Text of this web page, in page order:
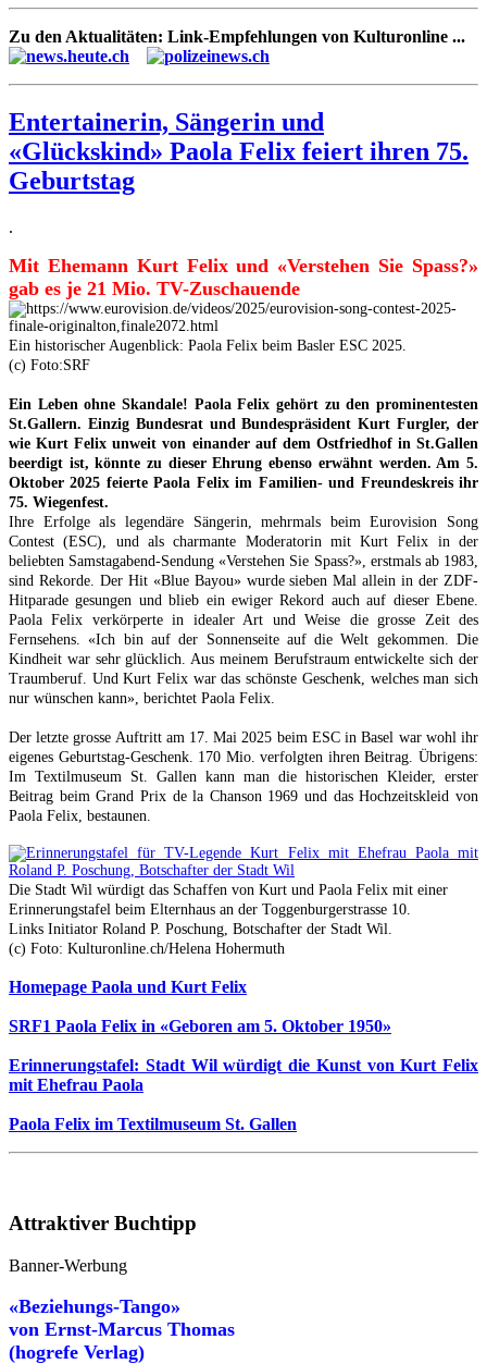
Zu den Aktualitäten: Link-Empfehlungen von Kulturonline ...
Entertainerin, Sängerin und
«Glückskind» Paola Felix feiert ihren 75.
Geburtstag
.
Mit Ehemann Kurt Felix und «Verstehen Sie Spass?»
gab es je 21 Mio. TV-Zuschauende
Ein historischer Augenblick: Paola Felix beim Basler ESC 2025.
(c) Foto:SRF
Ein Leben ohne Skandale! Paola Felix gehört zu den prominentesten
St.Gallern. Einzig Bundesrat und Bundespräsident Kurt Furgler, der
wie Kurt Felix unweit von einander auf dem Ostfriedhof in St.Gallen
beerdigt ist, könnte zu dieser Ehrung ebenso erwähnt werden. Am 5.
Oktober 2025 feierte Paola Felix im Familien- und Freundeskreis ihr
75. Wiegenfest.
Ihre Erfolge als legendäre Sängerin, mehrmals beim Eurovision Song
Contest (ESC), und als charmante Moderatorin mit Kurt Felix in der
beliebten Samstagabend-Sendung «Verstehen Sie Spass?», erstmals ab 1983,
sind Rekorde. Der Hit «Blue Bayou» wurde sieben Mal allein in der ZDF-
Hitparade gesungen und blieb ein ewiger Rekord auch auf dieser Ebene.
Paola Felix verkörperte in idealer Art und Weise die grosse Zeit des
Fernsehens. «Ich bin auf der Sonnenseite auf die Welt gekommen. Die
Kindheit war sehr glücklich. Aus meinem Berufstraum entwickelte sich der
Traumberuf. Und Kurt Felix war das schönste Geschenk, welches man sich
nur wünschen kann», berichtet Paola Felix.
Der letzte grosse Auftritt am 17. Mai 2025 beim ESC in Basel war wohl ihr
eigenes Geburtstag-Geschenk. 170 Mio. verfolgten ihren Beitrag. Übrigens:
Im Textilmuseum St. Gallen kann man die historischen Kleider, erster
Beitrag beim Grand Prix de la Chanson 1969 und das Hochzeitskleid von
Paola Felix, bestaunen.
Die Stadt Wil würdigt das Schaffen von Kurt und Paola Felix mit einer
Erinnerungstafel beim Elternhaus an der Toggenburgerstrasse 10.
Links Initiator Roland P. Poschung, Botschafter der Stadt Wil.
(c) Foto: Kulturonline.ch/Helena Hohermuth
Homepage Paola und Kurt Felix
SRF1 Paola Felix in «Geboren am 5. Oktober 1950»
Erinnerungstafel: Stadt Wil würdigt die Kunst von Kurt Felix
mit Ehefrau Paola
Paola Felix im Textilmuseum St. Gallen
Attraktiver Buchtipp
Banner-Werbung
«Beziehungs-Tango»
von Ernst-Marcus Thomas
(hogrefe Verlag)